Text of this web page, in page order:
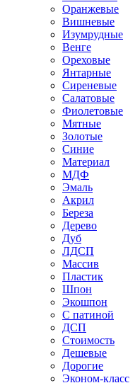
Оранжевые
Вишневые
Изумрудные
Венге
Ореховые
Янтарные
Сиреневые
Салатовые
Фиолетовые
Мятные
Золотые
Синие
Материал
МДФ
Эмаль
Акрил
Береза
Дерево
Дуб
ЛДСП
Массив
Пластик
Шпон
Экошпон
С патиной
ДСП
Стоимость
Дешевые
Дорогие
Эконом-класс